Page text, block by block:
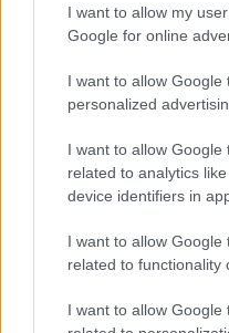
I want to allow my
Google for online
I want to allow Google
personalized
I want to allow Google
related to analytics
device identifiers in
I want to allow Google
related to functionality
I want to allow Google
szórakoztatja a
úgy néz ki, mint egy
máshol két centit fel
egy helyütt a
éjszakába nyúlóan
láthatjuk, előfordul,
dolgozik egy ruhán.
ellenére aztán a show-